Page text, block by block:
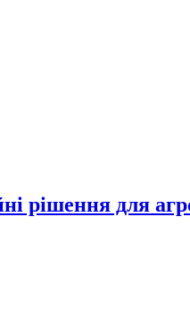
рішення для